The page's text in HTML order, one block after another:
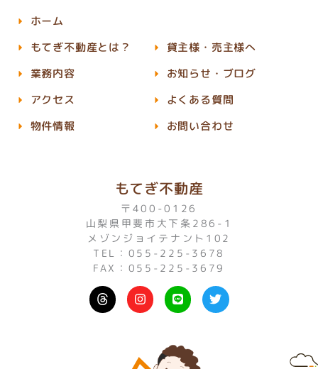
もてぎ不動産
〒400-0126
山梨県甲斐市大下条286-1
メゾンジョイテナント102
TEL：055-225-3678
FAX：055-225-3679
I
n
s
r
L
i
n
T
w
i
ホーム
もてぎ不動産とは？
業務内容
アクセス
物件情報
貸主様・売主様へ
お知らせ・ブログ
よくある質問
お問い合わせ